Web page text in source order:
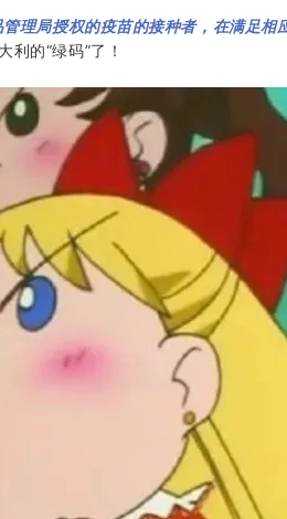
理局授权的疫苗的接种者，在满足相
的“绿码”了！